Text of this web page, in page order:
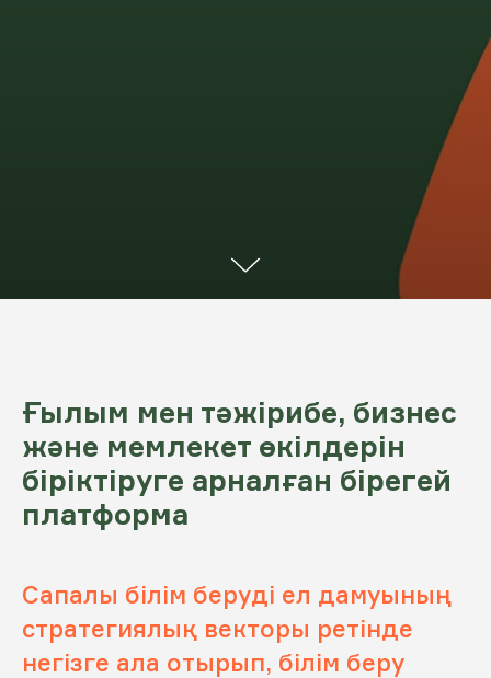
Ғылым мен тәжірибе, бизнес
және мемлекет өкілдерін
біріктіруге арналған бірегей
платформа
Сапалы білім беруді ел дамуының
стратегиялық векторы ретінде
негізге ала отырып, білім беру